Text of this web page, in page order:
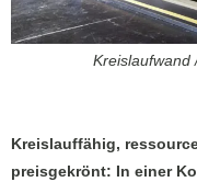
Kreislaufwand
Kreislauffähig,
preisgekrönt: In einer